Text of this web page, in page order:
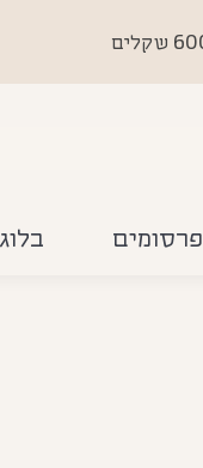
פרסומים בלוג